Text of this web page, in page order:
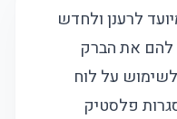
לרענן ולחדש
להם את הברק
על לוח
פלסטיק